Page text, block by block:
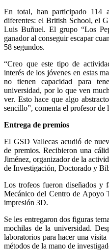
En total, han participado 114
diferentes: el British School, el
Luis Buñuel. El grupo “Los
ganador al conseguir escapar
58 segundos.
“Creo que este tipo de
interés de los jóvenes en estas
no tienen capacidad para
universidad, por lo que ven
ver. Esto hace que algo
sencillo”, comenta el profesor de
Entrega de premios
El GSD Vallecas acudió de
de premios. Recibieron una
Jiménez, organizador de la
de Investigación, Doctorado y
Los trofeos fueron diseñados y
Mecánico del Centro de Apoyo
impresión 3D.
Se les entregaron dos figuras
mochilas de la universidad.
laboratorios para hacer una
métodos de la mano de